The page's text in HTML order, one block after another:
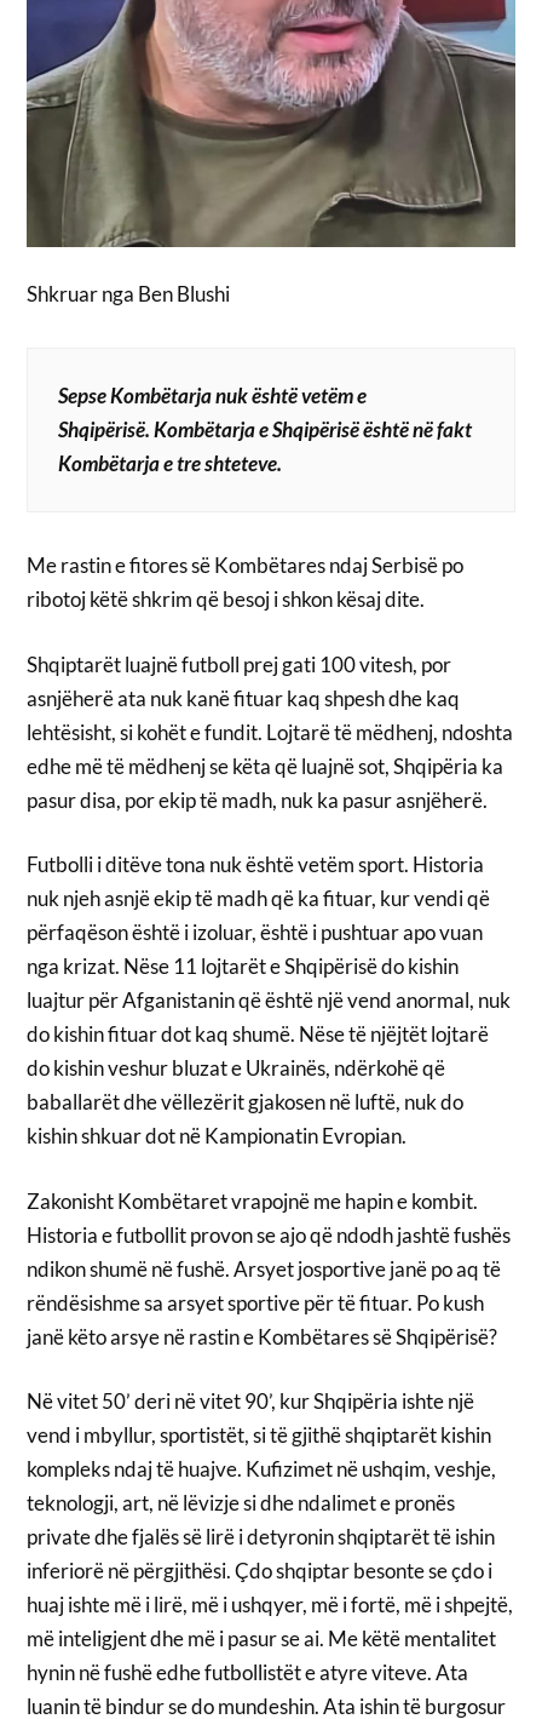
Shkruar nga Ben Blushi
Sepse Kombëtarja nuk është vetëm e
Shqipërisë. Kombëtarja e Shqipërisë është në fakt
Kombëtarja e tre shteteve.
Me rastin e fitores së Kombëtares ndaj Serbisë po
ribotoj këtë shkrim që besoj i shkon kësaj dite.
Shqiptarët luajnë futboll prej gati 100 vitesh, por
asnjëherë ata nuk kanë fituar kaq shpesh dhe kaq
lehtësisht, si kohët e fundit. Lojtarë të mëdhenj, ndoshta
edhe më të mëdhenj se këta që luajnë sot, Shqipëria ka
pasur disa, por ekip të madh, nuk ka pasur asnjëherë.
Futbolli i ditëve tona nuk është vetëm sport. Historia
nuk njeh asnjë ekip të madh që ka fituar, kur vendi që
përfaqëson është i izoluar, është i pushtuar apo vuan
nga krizat. Nëse 11 lojtarët e Shqipërisë do kishin
luajtur për Afganistanin që është një vend anormal, nuk
do kishin fituar dot kaq shumë. Nëse të njëjtët lojtarë
do kishin veshur bluzat e Ukrainës, ndërkohë që
baballarët dhe vëllezërit gjakosen në luftë, nuk do
kishin shkuar dot në Kampionatin Evropian.
Zakonisht Kombëtaret vrapojnë me hapin e kombit.
Historia e futbollit provon se ajo që ndodh jashtë fushës
ndikon shumë në fushë. Arsyet josportive janë po aq të
rëndësishme sa arsyet sportive për të fituar. Po kush
janë këto arsye në rastin e Kombëtares së Shqipërisë?
Në vitet 50’ deri në vitet 90’, kur Shqipëria ishte një
vend i mbyllur, sportistët, si të gjithë shqiptarët kishin
kompleks ndaj të huajve. Kufizimet në ushqim, veshje,
teknologji, art, në lëvizje si dhe ndalimet e pronës
private dhe fjalës së lirë i detyronin shqiptarët të ishin
inferiorë në përgjithësi. Çdo shqiptar besonte se çdo i
huaj ishte më i lirë, më i ushqyer, më i fortë, më i shpejtë,
më inteligjent dhe më i pasur se ai. Me këtë mentalitet
hynin në fushë edhe futbollistët e atyre viteve. Ata
luanin të bindur se do mundeshin. Ata ishin të burgosur